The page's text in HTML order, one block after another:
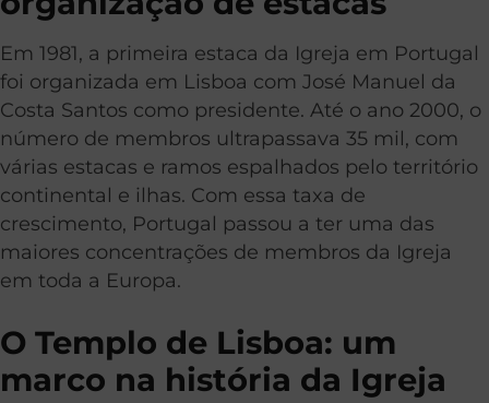
Em 1981, a primeira estaca da Igreja em Portugal
foi organizada em Lisboa com José Manuel da
Costa Santos como presidente. Até o ano 2000, o
número de membros ultrapassava 35 mil, com
várias estacas e ramos espalhados pelo território
continental e ilhas. Com essa taxa de
crescimento, Portugal passou a ter uma das
maiores concentrações de membros da Igreja
em toda a Europa.
O Templo de Lisboa: um
marco na história da Igreja